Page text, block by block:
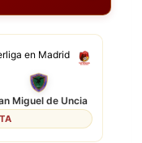
en Madrid
Miguel de Uncia